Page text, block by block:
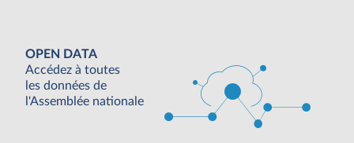
OPEN DATA
Accédez à toutes
les données de
l'Assemblée nationale